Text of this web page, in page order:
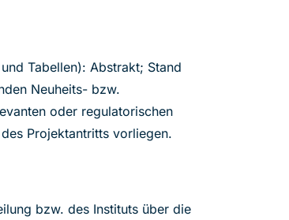
Tabellen): Abstrakt; Stand
Neuheits- bzw.
oder regulatorischen
Projektantritts vorliegen.
bzw. des Instituts über die